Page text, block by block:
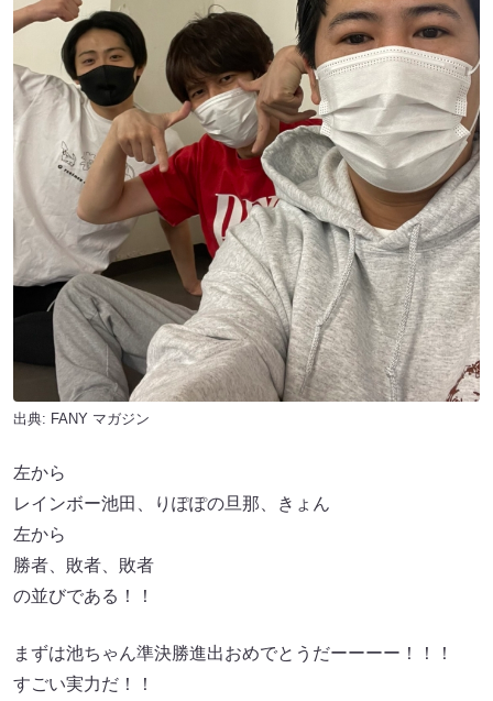
出典: FANY マガジン
左から
レインボー池田、りぽぽの旦那、きょん
左から
勝者、敗者、敗者
の並びである！！
まずは池ちゃん準決勝進出おめでとうだーーーー！！！
すごい実力だ！！